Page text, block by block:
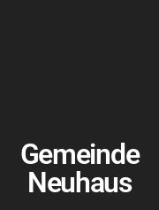
Gemeinde
Neuhaus